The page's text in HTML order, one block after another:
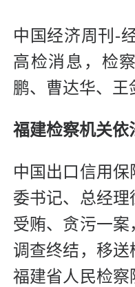
中国经济周刊-
高检消息，检
鹏、曹达华、王
福建检察机关依
中国出口信用
委书记、总经
受贿、贪污一
调查终结，移
福建省人民检察